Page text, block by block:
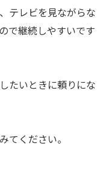
テレビを見ながらな
で継続しやすいです
たいときに頼りにな
てください。